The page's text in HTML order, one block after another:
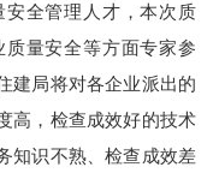
全管理人才，本次质
量安全等方面专家参
建局将对各企业派出的
高，检查成效好的技术
知识不熟、检查成效差